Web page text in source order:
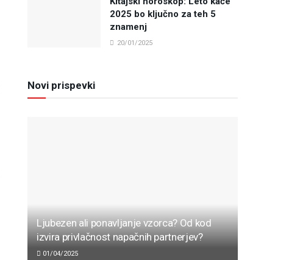
2025 bo ključno za teh 5
znamenj
20/01/2025
Novi prispevki
Ljubezen ali ponavljanje vzorca? Od kod
izvira privlačnost napačnih partnerjev?
01/04/2025